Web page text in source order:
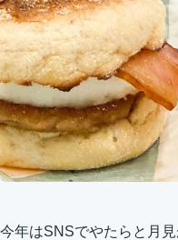
今年はSNSでやたらと月